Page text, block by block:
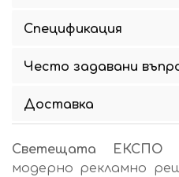
Спецификация
Често задавани
Доставка
Светещата ЕКСПО
модерно рекламно